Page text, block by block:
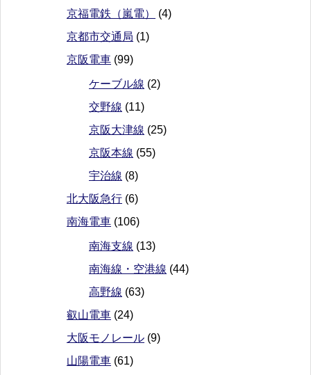
京福電鉄（嵐電）
(4)
京都市交通局 (1)
京阪電車 (99)
ケーブル線 (2)
交野線 (11)
京阪大津線 (25)
京阪本線 (55)
宇治線 (8)
北大阪急行 (6)
南海電車 (106)
南海支線 (13)
南海線・空港線 (44)
高野線 (63)
叡山電車 (24)
大阪モノレール (9)
山陽電車 (61)